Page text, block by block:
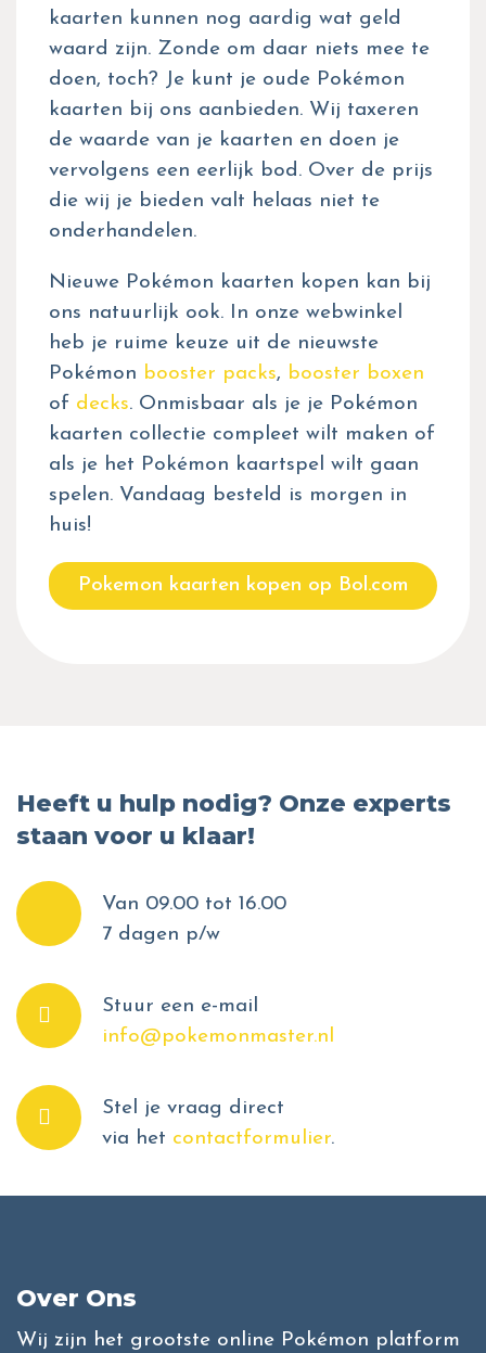
kaarten kunnen nog aardig wat geld
waard zijn. Zonde om daar niets mee te
doen, toch? Je kunt je oude Pokémon
kaarten bij ons aanbieden. Wij taxeren
de waarde van je kaarten en doen je
vervolgens een eerlijk bod. Over de prijs
die wij je bieden valt helaas niet te
onderhandelen.
Nieuwe Pokémon kaarten kopen kan bij
ons natuurlijk ook. In onze webwinkel
heb je ruime keuze uit de nieuwste
Pokémon booster packs, booster boxen
of decks. Onmisbaar als je je Pokémon
kaarten collectie compleet wilt maken of
als je het Pokémon kaartspel wilt gaan
spelen. Vandaag besteld is morgen in
huis!
Pokemon kaarten kopen op Bol.com
Heeft u hulp nodig? Onze experts
staan voor u klaar!
Van 09.00 tot 16.00
7 dagen p/w
Stuur een e-mail
info@pokemonmaster.nl
Stel je vraag direct
via het contactformulier.
Over Ons
Wij zijn het grootste online Pokémon platform